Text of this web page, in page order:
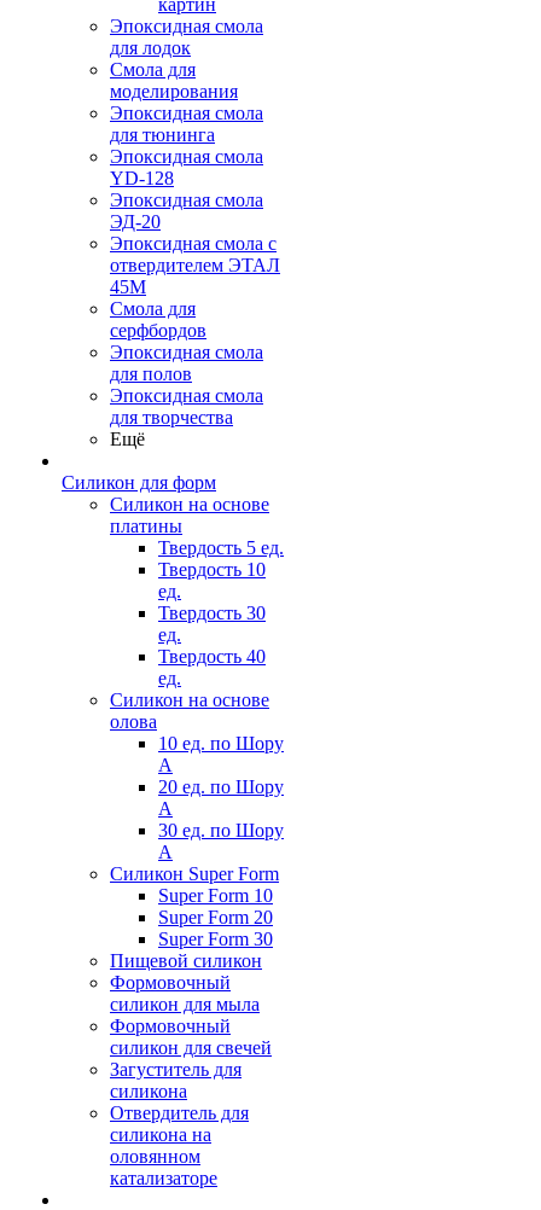
картин
Эпоксидная смола
для лодок
Смола для
моделирования
Эпоксидная смола
для тюнинга
Эпоксидная смола
YD-128
Эпоксидная смола
ЭД-20
Эпоксидная смола с
отвердителем ЭТАЛ
45М
Смола для
серфбордов
Эпоксидная смола
для полов
Эпоксидная смола
для творчества
Ещё
Силикон для форм
Силикон на основе
платины
Твердость 5 ед.
Твердость 10
ед.
Твердость 30
ед.
Твердость 40
ед.
Силикон на основе
олова
10 ед. по Шору
А
20 ед. по Шору
А
30 ед. по Шору
А
Силикон Super Form
Super Form 10
Super Form 20
Super Form 30
Пищевой силикон
Формовочный
силикон для мыла
Формовочный
силикон для свечей
Загуститель для
силикона
Отвердитель для
силикона на
оловянном
катализаторе